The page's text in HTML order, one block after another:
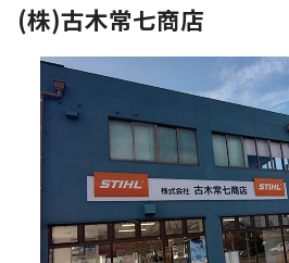
TSR-PLUS
優良企業サイト
会社案内
商品・サービス
導入事例
(株)古木常七商店